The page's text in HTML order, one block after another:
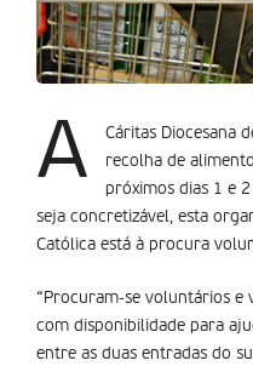
A
Cáritas Diocesana
recolha de
próximos dias 1 e
seja concretizável, esta
Católica está à procura
“Procuram-se voluntários e
com disponibilidade para
entre as duas entradas do